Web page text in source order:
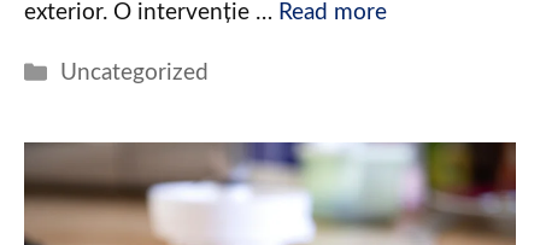
exterior. O intervenție … Read more
Categories
Uncategorized